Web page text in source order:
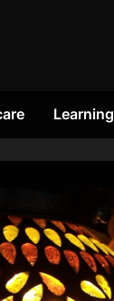
Learning